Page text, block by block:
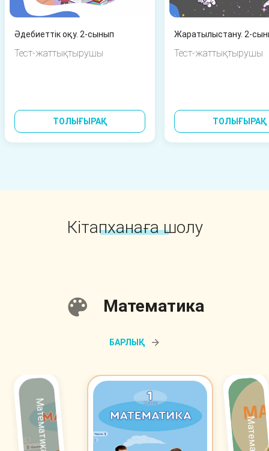
Әдебиеттік оқу. 2-сынып
Тест-жаттықтырушы
ТОЛЫҒЫРАҚ
Тест-жаттықтырушы
ТОЛЫҒЫРАҚ
Кітапханаға шолу
Математика
БАРЛЫҚ